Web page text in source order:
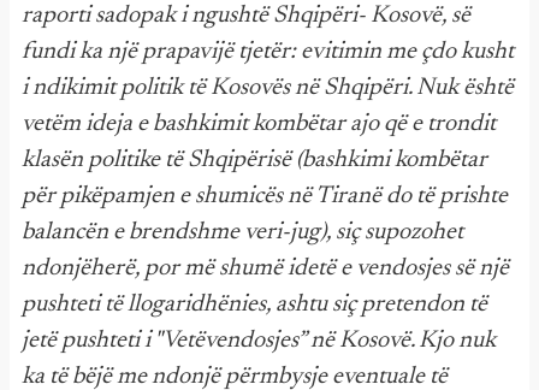
raporti sadopak i ngushtë Shqipëri- Kosovë, së
fundi ka një prapavijë tjetër: evitimin me çdo kusht
i ndikimit politik të Kosovës në Shqipëri. Nuk është
vetëm ideja e bashkimit kombëtar ajo që e trondit
klasën politike të Shqipërisë (bashkimi kombëtar
për pikëpamjen e shumicës në Tiranë do të prishte
balancën e brendshme veri-jug), siç supozohet
ndonjëherë, por më shumë idetë e vendosjes së një
pushteti të llogaridhënies, ashtu siç pretendon të
jetë pushteti i "Vetëvendosjes” në Kosovë. Kjo nuk
ka të bëjë me ndonjë përmbysje eventuale të